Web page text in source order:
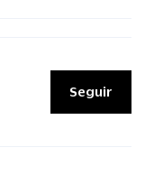
Seguir